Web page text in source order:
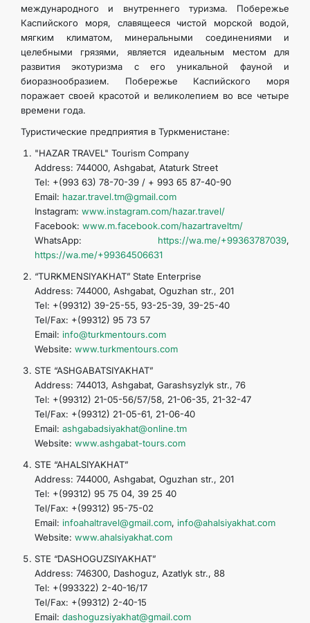
международного и внутреннего туризма. Побережье
Каспийского моря, славящееся чистой морской водой,
мягким климатом, минеральными соединениями и
целебными грязями, является идеальным местом для
развития экотуризма с его уникальной фауной и
биоразнообразием. Побережье Каспийского моря
поражает своей красотой и великолепием во все четыре
времени года.
Туристические предприятия в Туркменистане:
"HAZAR TRAVEL" Tourism Company
Address: 744000, Ashgabat, Ataturk Street
Tel: +(993 63) 78-70-39 / + 993 65 87-40-90
Email: hazar.travel.tm@gmail.com
Instagram: www.instagram.com/hazar.travel/
Facebook: www.m.facebook.com/hazartraveltm/
WhatsApp: https://wa.me/+99363787039,
https://wa.me/+99364506631
“TURKMENSIYAKHAT” State Enterprise
Address: 744000, Ashgabat, Oguzhan str., 201
Tel: +(99312) 39-25-55, 93-25-39, 39-25-40
Tel/Fax: +(99312) 95 73 57
Email: info@turkmentours.com
Website: www.turkmentours.com
STE “ASHGABATSIYAKHAT”
Address: 744013, Ashgabat, Garashsyzlyk str., 76
Tel: +(99312) 21-05-56/57/58, 21-06-35, 21-32-47
Tel/Fax: +(99312) 21-05-61, 21-06-40
Email: ashgabadsiyakhat@online.tm
Website: www.ashgabat-tours.com
STE “AHALSIYAKHAT”
Address: 744000, Ashgabat, Oguzhan str., 201
Tel: +(99312) 95 75 04, 39 25 40
Tel/Fax: +(99312) 95-75-02
Email: infoahaltravel@gmail.com, info@ahalsiyakhat.com
Website: www.ahalsiyakhat.com
STE “DASHOGUZSIYAKHAT”
Address: 746300, Dashoguz, Azatlyk str., 88
Tel: +(993322) 2-40-16/17
Tel/Fax: +(99312) 2-40-15
Email: dashoguzsiyakhat@gmail.com